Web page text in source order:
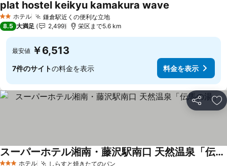
2 ホテルのランク
ホテル 鎌倉駅近くの便利な立地
plat hostel keikyu kamakura wave
8.5 大満足 2,499 栄区まで5.6 km
最安値 ￥6,513
7件のサイトの料金を表示 料金を表示
シェア お
ホテル しらすと焼きたてのパン
スーパーホテル湘南・藤沢駅南口 天然温泉「伝馬の湯」